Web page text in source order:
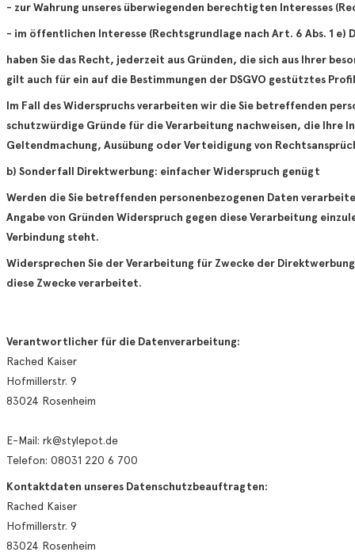
- zur Wahrung unseres überwiegenden berechtigten Interesses
- im öffentlichen Interesse (Rechtsgrundlage nach Art. 6 Abs. 1 e)
haben Sie das Recht, jederzeit aus Gründen, die sich aus Ihrer
gilt auch für ein auf die Bestimmungen der DSGVO gestütztes
Im Fall des Widerspruchs verarbeiten wir die Sie betreffenden
schutzwürdige Gründe für die Verarbeitung nachweisen, die Ihre
Geltendmachung, Ausübung oder Verteidigung von
b) Sonderfall Direktwerbung: einfacher Widerspruch genügt
Werden die Sie betreffenden personenbezogenen Daten
Angabe von Gründen Widerspruch gegen diese Verarbeitung
Verbindung steht.
Widersprechen Sie der Verarbeitung für Zwecke der
diese Zwecke verarbeitet.
Verantwortlicher für die Datenverarbeitung:
Rached Kaiser
Hofmillerstr. 9
83024 Rosenheim
E-Mail: rk@stylepot.de
Telefon: 08031 220 6 700
Kontaktdaten unseres Datenschutzbeauftragten:
Rached Kaiser
Hofmillerstr. 9
83024 Rosenheim